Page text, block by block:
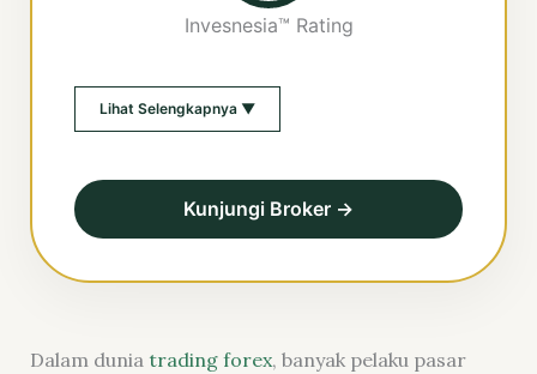
Invesnesia™ Rating
Lihat Selengkapnya ▼
Kunjungi Broker →
Dalam dunia trading forex, banyak pelaku pasar